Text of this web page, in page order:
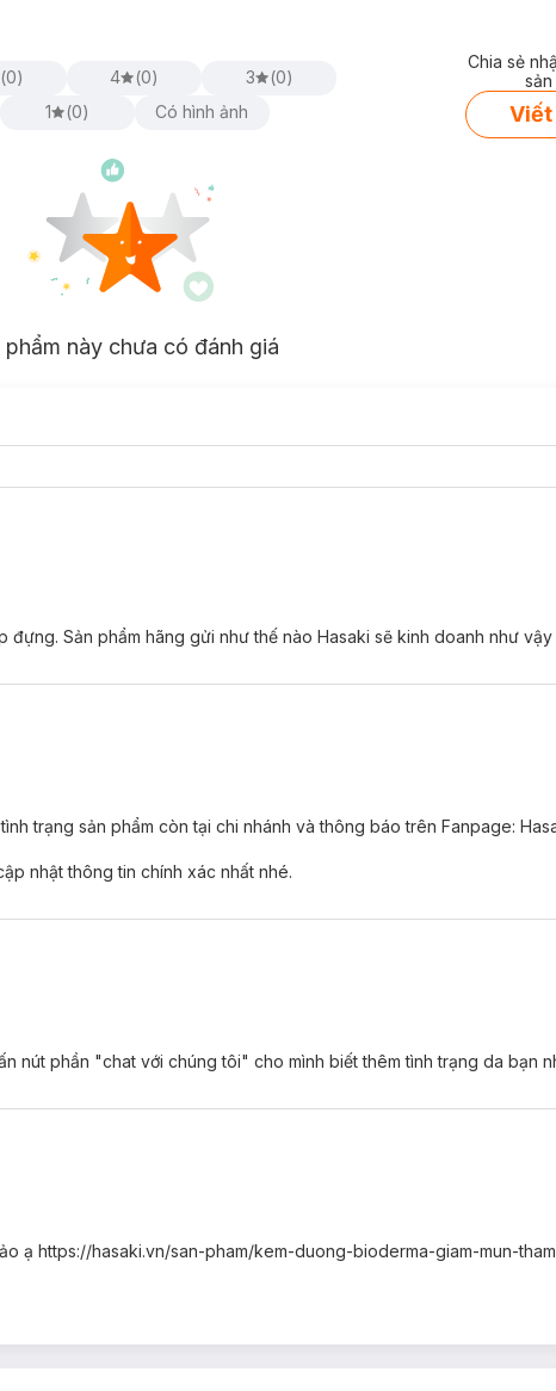
(0) 4 (0) 3 (0)
1 (0) Có hình ảnh
Chia sẻ
Viết
phẩm này chưa có đánh giá
Sản phẩm hãng gửi như thế nào Hasaki sẽ kinh doanh như vậy
trạng sản phẩm còn tại chi nhánh và thông báo trên Fanpage:
nhật thông tin chính xác nhất nhé.
nút phần "chat với chúng tôi" cho mình biết thêm tình trạng da bạn
ạ https://hasaki.vn/san-pham/kem-duong-bioderma-giam-mun-